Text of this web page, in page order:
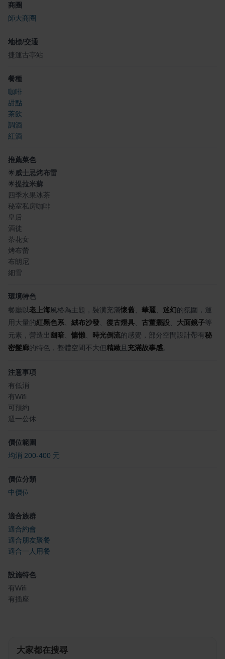
商圈
師大商圈
地標/交通
捷運古亭站
餐種
咖啡
甜點
茶飲
調酒
紅酒
推薦菜色
🌟威士忌烤布雷
🌟提拉米蘇
四季水果冰茶
秘室私房咖啡
皇后
酒徒
茶花女
烤布蕾
布朗尼
細雪
環境特色
餐廳以老上海風格為主題，裝潢充滿懷舊 華麗 迷幻的氛圍，運
用大量的紅黑色系 絨布沙發 復古燈具 古董擺設 大面鏡子等
元素，營造出 幽暗 慵懶 時光倒流的感覺，部分空間設計帶有秘
密髮廊的特色，整體空間不大但精緻 且 充滿故事感
注意事項
有低消
有Wifi
可預約
週一公休
價位範圍
均消 200-400 元
價位分類
中價位
適合族群
適合約會
適合朋友聚餐
適合一人用餐
設施特色
有Wifi
有插座
大家都在搜尋